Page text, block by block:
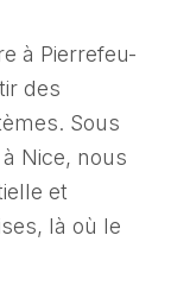
à Pierrefeu-
des
Sous
Nice, nous
et
là où le